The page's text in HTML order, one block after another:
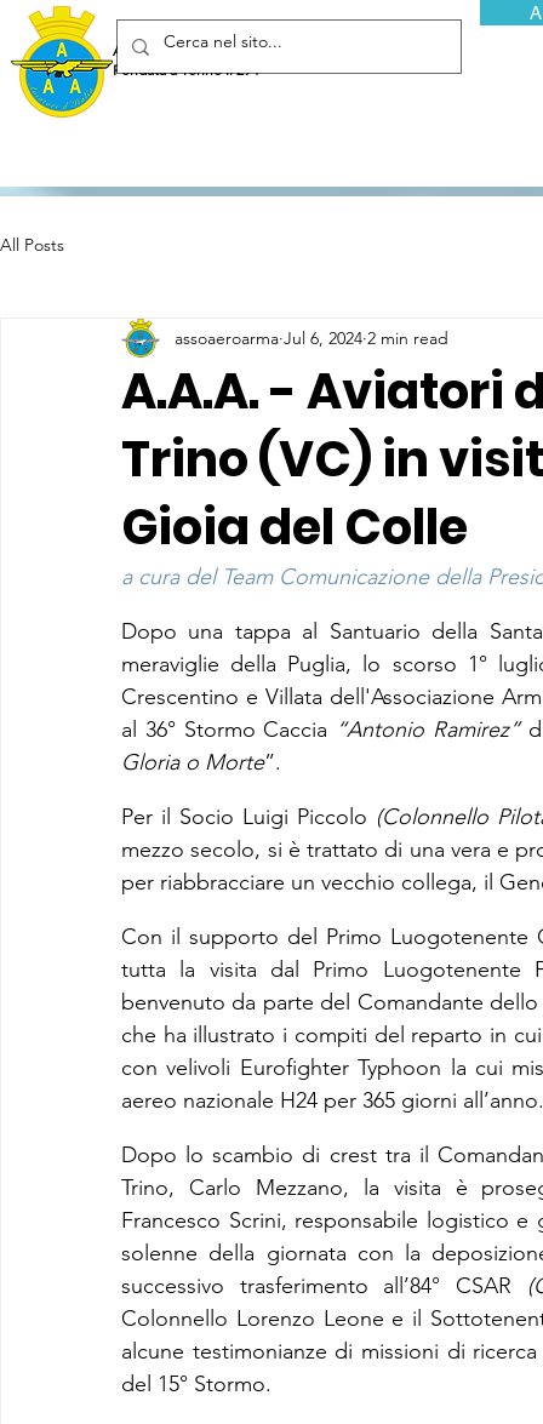
Associazione Arma Aeronautica - Aviatori d'Italia ETS
Fondata a Torino il 29 febbraio 1952
All Posts
A.A.A. - Aviatori
Trino (VC) in
Gioia del Colle
assoaeroarma Jul 6, 2024 2 min read
a cura del Team Comunicazione della
Dopo una tappa al Santuario della
meraviglie della Puglia, lo scorso 1°
Crescentino e Villata dell'Associazione
al 36° Stormo Caccia “Antonio Ramirez”
Gloria o Morte”.
Per il Socio Luigi Piccolo (Colonnello
mezzo secolo, si è trattato di una vera e
per riabbracciare un vecchio collega, il
Con il supporto del Primo Luogotenente
tutta la visita dal Primo Luogotenente
benvenuto da parte del Comandante
che ha illustrato i compiti del reparto in
con velivoli Eurofighter Typhoon la cui
aereo nazionale H24 per 365 giorni all’anno.
Dopo lo scambio di crest tra il
Trino, Carlo Mezzano, la visita è
Francesco Scrini, responsabile logistico
solenne della giornata con la
successivo trasferimento all’84° CSAR
Colonnello Lorenzo Leone e il
alcune testimonianze di missioni di
del 15° Stormo.